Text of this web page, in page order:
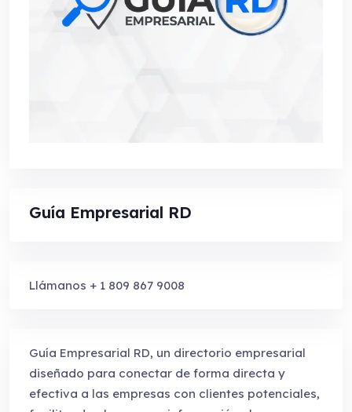
Guía Empresarial RD
Llámanos + 1 809 867 9008
Guía Empresarial RD, un directorio empresarial
diseñado para conectar de forma directa y
efectiva a las empresas con clientes potenciales,